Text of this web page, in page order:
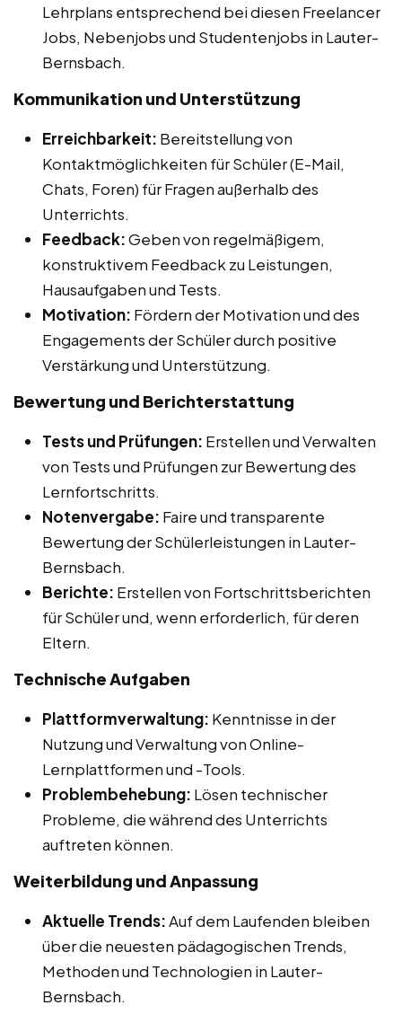
Lehrplans entsprechend bei diesen Freelancer
Jobs, Nebenjobs und Studentenjobs in Lauter-
Bernsbach.
Kommunikation und Unterstützung
Erreichbarkeit: Bereitstellung von
Kontaktmöglichkeiten für Schüler (E-Mail,
Chats, Foren) für Fragen außerhalb des
Unterrichts.
Feedback:Geben von regelmäßigem,
konstruktivem Feedback zu Leistungen,
Hausaufgaben und Tests.
Motivation: Fördern der Motivation und des
Engagements der Schüler durch positive
Verstärkung und Unterstützung.
Bewertung und Berichterstattung
Tests und Prüfungen: Erstellen und Verwalten
von Tests und Prüfungen zur Bewertung des
Lernfortschritts.
Notenvergabe: Faire und transparente
Bewertung der Schülerleistungen in Lauter-
Bernsbach.
Berichte: Erstellen von Fortschrittsberichten
für Schüler und, wenn erforderlich, für deren
Eltern.
Technische Aufgaben
Plattformverwaltung: Kenntnisse in der
Nutzung und Verwaltung von Online-
Lernplattformen und -Tools.
Problembehebung: Lösen technischer
Probleme, die während des Unterrichts
auftreten können.
Weiterbildung und Anpassung
Aktuelle Trends:Auf dem Laufenden bleiben
über die neuesten pädagogischen Trends,
Methoden und Technologien in Lauter-
Bernsbach.